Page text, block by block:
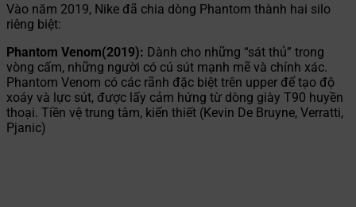
Vào năm 2019, Nike đã chia dòng Phantom thành hai silo
riêng biệt:
Phantom Venom(2019): Dành cho những “sát thủ” trong
vòng cấm, những người có cú sút mạnh mẽ và chính xác.
Phantom Venom có các rãnh đặc biệt trên upper để tạo độ
xoáy và lực sút, được lấy cảm hứng từ dòng giày T90 huyền
thoại. Tiền vệ trung tâm, kiến thiết (Kevin De Bruyne, Verratti,
Pjanic)